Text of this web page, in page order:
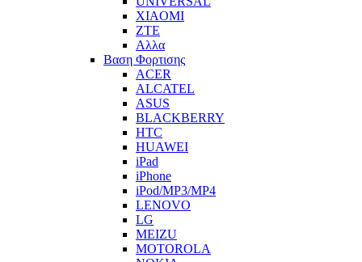
XIAOMI
ZTE
Αλλα
Βαση Φορτισης
ACER
ALCATEL
ASUS
BLACKBERRY
HTC
HUAWEI
iPad
iPhone
iPod/MP3/MP4
LENOVO
LG
MEIZU
MOTOROLA